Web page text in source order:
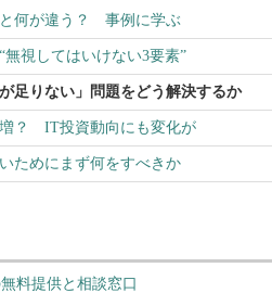
と何が違う？ 事例に学ぶ
視してはいけない3要素”
足りない」問題をどう解決するか
？ IT投資動向にも変化が
ためにまず何をすべきか
料提供と相談窓口